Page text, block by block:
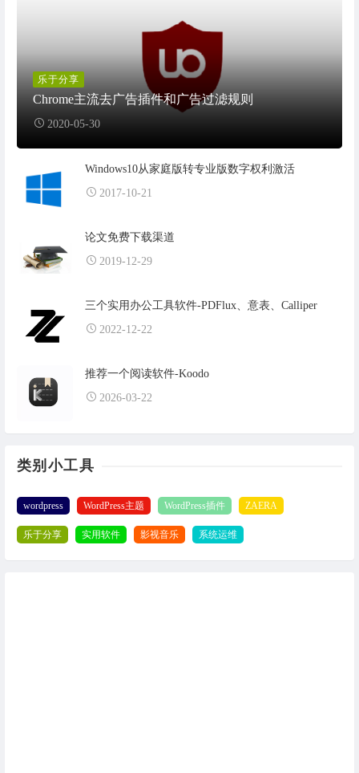
乐于分享
Chrome主流去广告插件和广告过滤规则
2020-05-30
Windows10从家庭版转专业版数字权利激活
2017-10-21
论文免费下载渠道
2019-12-29
三个实用办公工具软件-PDFlux、意表、Calliper
2022-12-22
推荐一个阅读软件-Koodo
2026-03-22
类别小工具
wordpress WordPress主题 WordPress插件 ZAERA
乐于分享 实用软件 影视音乐 系统运维